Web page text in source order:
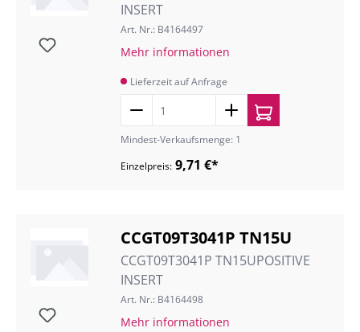
INSERT
Art. Nr.: B4164497
Mehr informationen
Lieferzeit auf Anfrage
Mindest-Verkaufsmenge: 1
Einzelpreis: 9,71 €*
CCGT09T3041P TN15U
CCGT09T3041P TN15UPOSITIVE
INSERT
Art. Nr.: B4164498
Mehr informationen